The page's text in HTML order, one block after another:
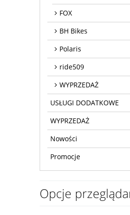
FOX
BH Bikes
Polaris
ride509
WYPRZEDAŻ
USŁUGI DODATKOWE
WYPRZEDAŻ
Nowości
Promocje
Opcje